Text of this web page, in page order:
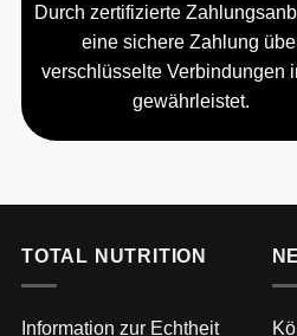
Durch zertifizierte
eine sichere Zahlung
verschlüsselte Verbindungen
gewährleistet.
TOTAL NUTRITION
Information zur Echtheit